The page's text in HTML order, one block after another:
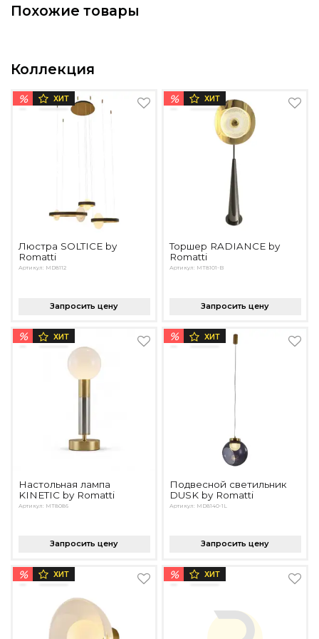
Подбор, производство и комплектация по вашему
Реализованные проекты
Похожие товары
Коллекция
% ХИТ
Люстра SOLTICE by
Romatti
Артикул: MD8112
Запросить цену
% ХИТ
Торшер RADIANCE by
Romatti
Артикул: MT8101-B
Запросить цену
% ХИТ
Настольная лампа
KINETIC by Romatti
Артикул: MT8086
Запросить цену
% ХИТ
Подвесной светильник
DUSK by Romatti
Артикул: MD8140-1L
Запросить цену
% ХИТ % ХИТ